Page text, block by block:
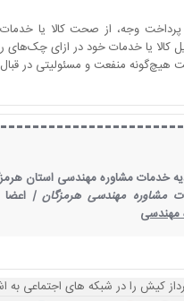
پرداخت وجه، از صحت کالا یا
یا خدمات خود در ازای چک‌های
هیچ‌گونه منفعت و مسئولیتی در قبال
خدمات مشاوره مهندسی استان
مشاوره مهندسی هرمزگان |
مهندسی
کیش را در شبکه های اجتماعی به